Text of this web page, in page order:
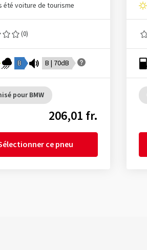
été voiture de tourisme
(0)
B B | 70dB
pour BMW
206,01 fr.
ce pneu